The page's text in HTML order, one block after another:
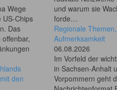
Wege
US-Chips
Das
den
und warum sie
forde…
Regionale
Aufmerksamkeit
06.08.2026
Im Vorfeld der
in Sachsen-Anhalt
Vorpommern geht